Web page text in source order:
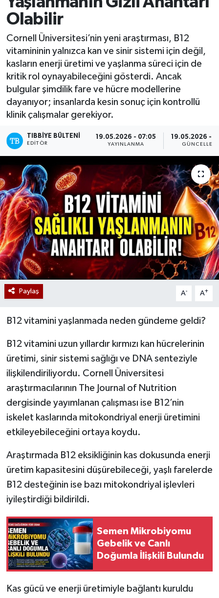
Olabilir
Cornell Üniversitesi’nin yeni araştırması, B12
vitamininin yalnızca kan ve sinir sistemi için değil,
kasların enerji üretimi ve yaşlanma süreci için de
kritik rol oynayabileceğini gösterdi. Ancak
bulgular şimdilik fare ve hücre modellerine
dayanıyor; insanlarda kesin sonuç için kontrollü
klinik çalışmalar gerekiyor.
TIBBIYE BÜLTENI
EDITÖR
19.05.2026 - 07:05
YAYINLANMA
19.05.2026 -
Paylaş A- A+
B12 vitamini yaşlanmada neden gündeme geldi?
B12 vitamini uzun yıllardır kırmızı kan hücrelerinin
üretimi, sinir sistemi sağlığı ve DNA senteziyle
ilişkilendiriliyordu. Cornell Üniversitesi
araştırmacılarının The Journal of Nutrition
dergisinde yayımlanan çalışması ise B12’nin
iskelet kaslarında mitokondriyal enerji üretimini
etkileyebileceğini ortaya koydu.
Araştırmada B12 eksikliğinin kas dokusunda enerji
üretim kapasitesini düşürebileceği, yaşlı farelerde
B12 desteğinin ise bazı mitokondriyal işlevleri
iyileştirdiği bildirildi.
Semen Mikrobiyomu
Gebelik ve Canlı
Doğumla İlişkili Bulundu
Kas gücü ve enerji üretimiyle bağlantı kuruldu
Mevzuat